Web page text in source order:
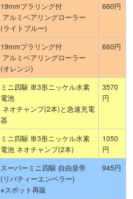
19mmプラリング付
アルミベアリングローラー
(ライトブルー)
660円
19mmプラリング付
アルミベアリングローラー
(オレンジ)
660円
ミニ四駆 単3形ニッケル水素
電池
ネオチャンプ(2本)と急速充電
器
3570
円
ミニ四駆 単3形ニッケル水素
電池 ネオチャンプ(2本)
1050
円
スーパーミニ四駆 自由皇帝
(リバティーエンペラー)
※スポット再販
945円